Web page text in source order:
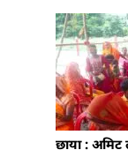
छाया :